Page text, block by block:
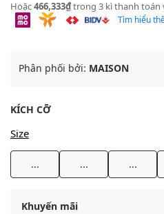
Hoặc466,333₫trong 3 kì thanh toán
Tìm hiểu
Phân phối bởi: MAISON
KÍCH CỠ
Size
... ... ...
Khuyến mãi